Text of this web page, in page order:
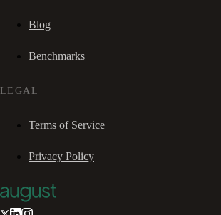
Blog
Benchmarks
LEGAL
Terms of Service
Privacy Policy